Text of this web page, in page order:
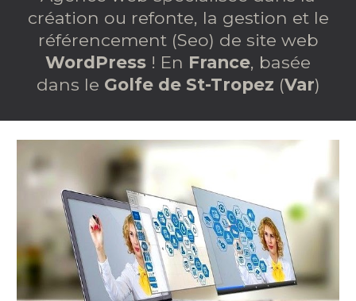
création ou refonte, la gestion et le
référencement (Seo) de site web
WordPress ! En France, basée
dans le Golfe de St-Tropez (Var)